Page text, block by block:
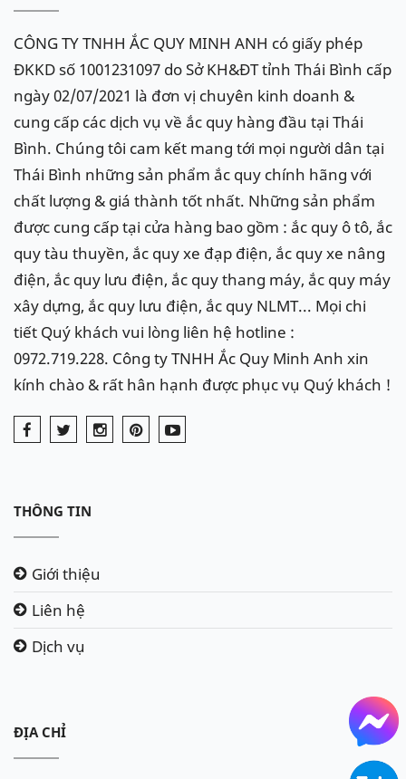
CÔNG TY TNHH ẮC QUY MINH ANH có giấy phép
ĐKKD số 1001231097 do Sở KH&ĐT tỉnh Thái Bình cấp
ngày 02/07/2021 là đơn vị chuyên kinh doanh &
cung cấp các dịch vụ về ắc quy hàng đầu tại Thái
Bình. Chúng tôi cam kết mang tới mọi người dân tại
Thái Bình những sản phẩm ắc quy chính hãng với
chất lượng & giá thành tốt nhất. Những sản phẩm
được cung cấp tại cửa hàng bao gồm : ắc quy ô tô, ắc
quy tàu thuyền, ắc quy xe đạp điện, ắc quy xe nâng
điện, ắc quy lưu điện, ắc quy thang máy, ắc quy máy
xây dựng, ắc quy lưu điện, ắc quy NLMT... Mọi chi
tiết Quý khách vui lòng liên hệ hotline :
0972.719.228. Công ty TNHH Ắc Quy Minh Anh xin
kính chào & rất hân hạnh được phục vụ Quý khách !
THÔNG TIN
Giới thiệu
Liên hệ
Dịch vụ
ĐỊA CHỈ